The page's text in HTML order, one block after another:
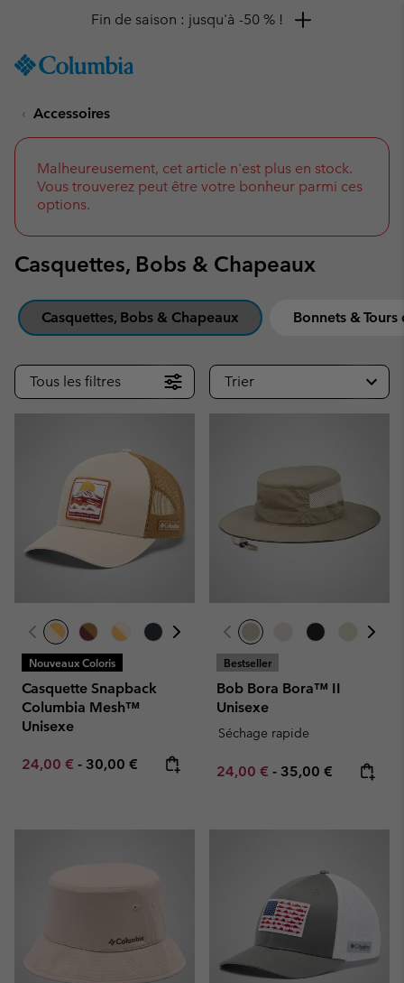
TO
SKIP
NAV
SKIP
TO
SEARCH
Remise de 10 % à saisir
Accessoires
Malheureusement, cet article n'est plus en stock.
Vous trouverez peut être votre bonheur parmi ces
options.
Casquettes, Bobs & Chapeaux
Casquettes, Bobs & Chapeaux Bonnets & Tours
Tous les filtres Trier
Nouveaux Coloris
Casquette Snapback
Columbia Mesh™
Unisexe
Minimum sale price:
24,00 € - Maximum price:
30,00 €
Bestseller
Bob Bora Bora™ II
Unisexe
Séchage rapide
Minimum sale price:
24,00 € - Maximum price:
35,00 €